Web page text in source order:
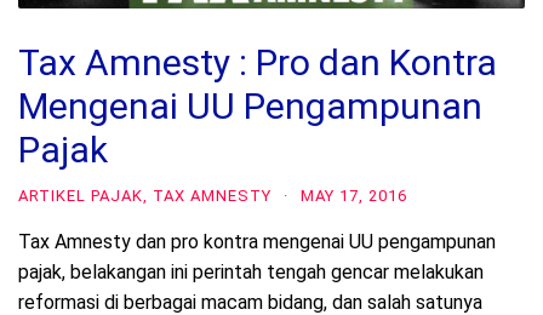
Tax Amnesty : Pro dan Kontra
Mengenai UU Pengampunan
Pajak
ARTIKEL PAJAK TAX AMNESTY · MAY 17, 2016
Tax Amnesty dan pro kontra mengenai UU pengampunan
pajak, belakangan ini perintah tengah gencar melakukan
reformasi di berbagai macam bidang, dan salah satunya